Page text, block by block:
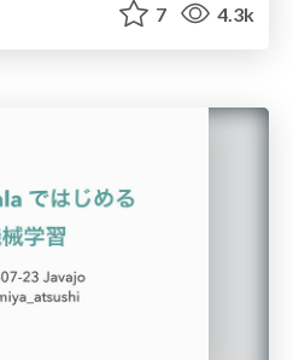
7 4.3k